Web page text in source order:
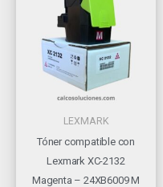
LEXMARK
Tóner compatible con
Lexmark XC-2132
Magenta – 24XB6009 M